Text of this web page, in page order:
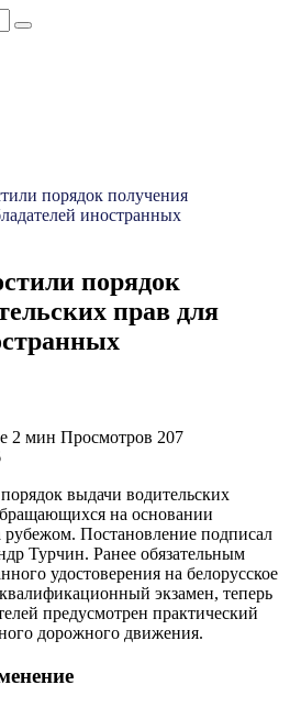
порядок получения
иностранных
порядок
прав для
2 мин Просмотров 207
выдачи водительских
на основании
Постановление подписал
Турчин. Ранее обязательным
удостоверения на белорусское
экзамен, теперь
предусмотрен практический
дорожного движения.